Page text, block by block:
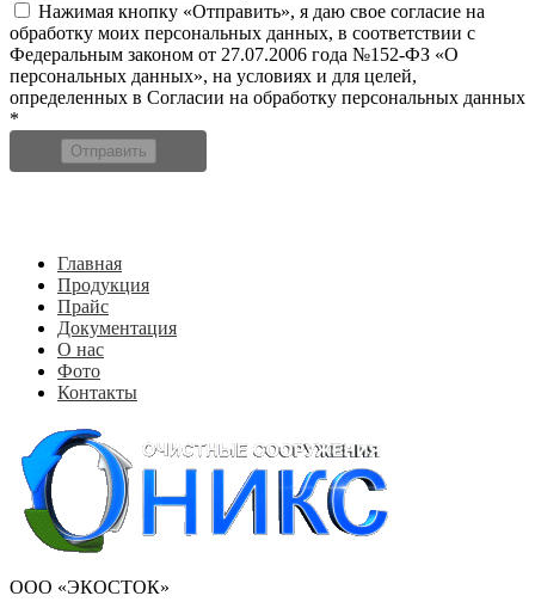
Нажимая кнопку «Отправить», я даю свое согласие на
обработку моих персональных данных, в соответствии с
Федеральным законом от 27.07.2006 года №152-ФЗ «О
персональных данных», на условиях и для целей,
определенных в Согласии на обработку персональных данных
*
Отправить
Главная
Продукция
Прайс
Документация
О нас
Фото
Контакты
ООО «ЭКОСТОК»